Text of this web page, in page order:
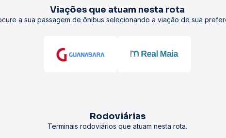
Viações que atuam nesta rota
a sua passagem de ônibus selecionando a viação de sua
Rodoviárias
Terminais rodoviários que atuam nesta rota.